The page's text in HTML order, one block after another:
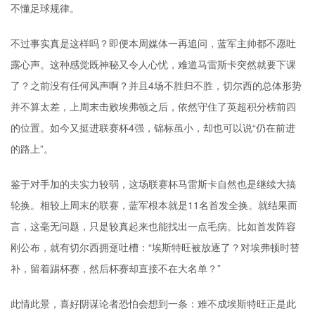
不懂足球规律。
不过事实真是这样吗？即便本周媒体一再追问，蓝军主帅都不愿吐
露心声。这种感觉既神秘又令人心忧，难道马雷斯卡突然就要下课
了？之前没有任何风声啊？并且4场不胜归不胜，切尔西的总体形势
并不算太差，上周末击败埃弗顿之后，依然守住了英超积分榜前四
的位置。如今又挺进联赛杯4强，锦标虽小，却也可以说“仍在前进
的路上”。
鉴于对手加的夫实力较弱，这场联赛杯马雷斯卡自然也是继续大搞
轮换。相较上周末的联赛，蓝军根本就是11名首发全换。就结果而
言，这毫无问题，只是较真起来也能找出一点毛病。比如首发阵容
刚公布，就有切尔西拥趸吐槽：“埃斯特旺被放逐了？对埃弗顿时替
补，留着踢杯赛，然后杯赛却直接不在大名单？”
此情此景，喜好阴谋论者恐怕会想到一条：难不成埃斯特旺正是此